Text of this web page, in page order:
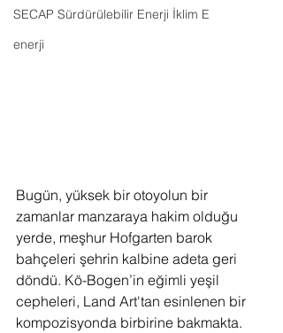
SECAP Sürdürülebilir Enerji İklim E
enerji
Bugün, yüksek bir otoyolun bir
zamanlar manzaraya hakim olduğu
yerde, meşhur Hofgarten barok
bahçeleri şehrin kalbine adeta geri
döndü. Kö-Bogen’in eğimli yeşil
cepheleri, Land Art'tan esinlenen bir
kompozisyonda birbirine bakmakta.